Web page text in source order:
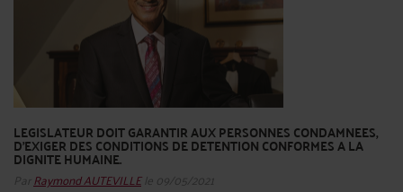
LEGISLATEUR DOIT GARANTIR AUX PERSONNES CONDAMNEES,
D’EXIGER DES CONDITIONS DE DETENTION CONFORMES A LA
DIGNITE HUMAINE.
Par Raymond AUTEVILLEle 09/05/2021